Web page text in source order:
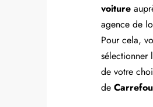
voiture
agence de
Pour cela,
sélectionner
de votre
de